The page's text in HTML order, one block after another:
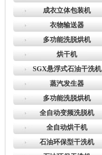
成衣立体包装机
衣物输送器
多功能洗脱烘机
烘干机
SGX悬浮式石油干洗机
蒸汽发生器
多功能洗脱烘机
全自动变频洗脱机
全自动烘干机
石油环保型干洗机